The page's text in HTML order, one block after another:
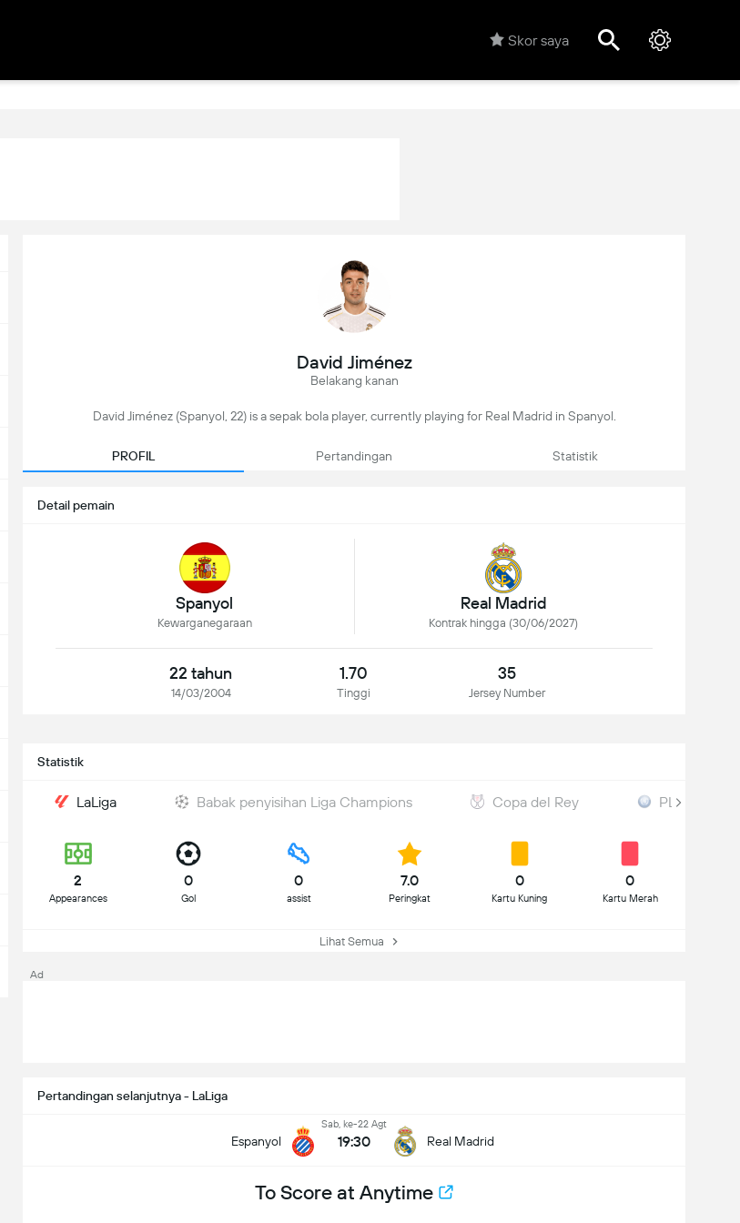
Skor saya
David Jiménez
Belakang kanan
David Jiménez (Spanyol, 22) is a sepak bola player, currently playing for Real Madrid in Spanyol.
PROFIL Pertandingan Statistik
Detail pemain
Spanyol
Kewarganegaraan
Real Madrid
Kontrak hingga (30/06/2027)
22 tahun
14/03/2004
1.70
Tinggi
35
Jersey Number
Statistik
LaLiga Babak penyisihan Liga Champions Copa del Rey PL
2
Appearances
0
Gol
0
assist
7.0
Peringkat
0
Kartu Kuning
0
Kartu Merah
Lihat Semua
Ad
Pertandingan selanjutnya - LaLiga
Espanyol
Sab, ke-22 Agt
19:30 Real Madrid
To Score at Anytime